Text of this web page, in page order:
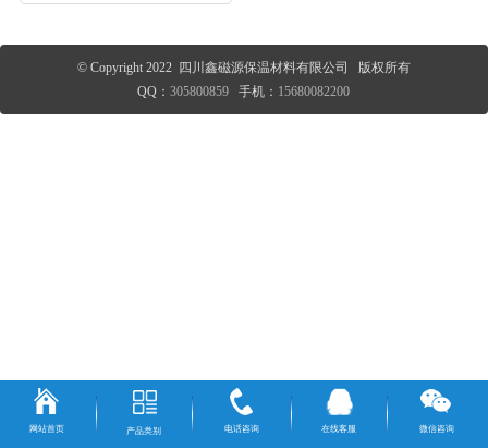
© Copyright 2022 四川鑫磁源保温材料有限公司 版权所有
QQ：305800859 手机： 15680082200
网站首页 产品类别 电话咨询 在线客服 微信咨询